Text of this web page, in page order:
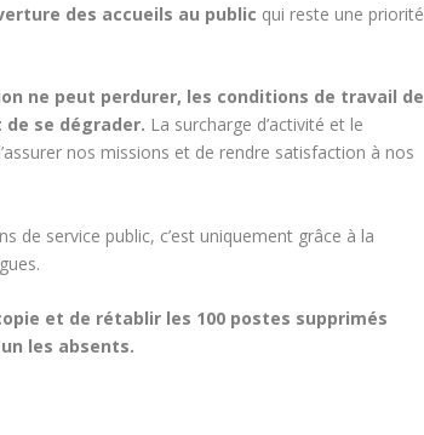
des accueils au public qui reste une priorité
ne peut perdurer, les conditions de travail de
se dégrader. La surcharge d’activité et le
nos missions et de rendre satisfaction à nos
de service public, c’est uniquement grâce à la
et de rétablir les 100 postes supprimés
les absents.